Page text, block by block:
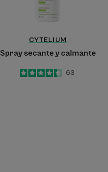
CYTELIUM
Spray secante y calmante
4.4
/5
63